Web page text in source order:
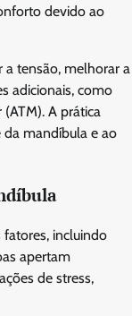
devido ao
a tensão, melhorar a
adicionais, como
A prática
mandíbula e ao
incluindo
apertam
de stress,